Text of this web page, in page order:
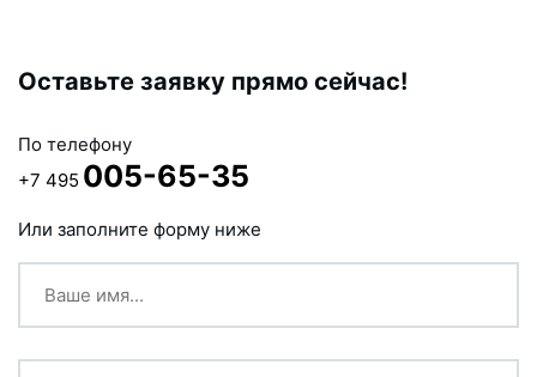
Оставьте заявку прямо сейчас!
По телефону
+7 495 005-65-35
Или заполните форму ниже